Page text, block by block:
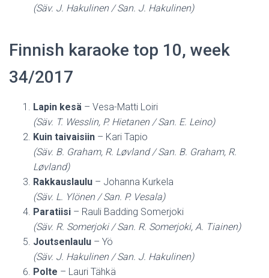
(Säv. J. Hakulinen / San. J. Hakulinen)
Finnish karaoke top 10, week
34/2017
Lapin kesä – Vesa-Matti Loiri
(Säv. T. Wesslin, P. Hietanen / San. E. Leino)
Kuin taivaisiin – Kari Tapio
(Säv. B. Graham, R. Løvland / San. B. Graham, R.
Løvland)
Rakkauslaulu – Johanna Kurkela
(Säv. L. Ylönen / San. P. Vesala)
Paratiisi – Rauli Badding Somerjoki
(Säv. R. Somerjoki / San. R. Somerjoki, A. Tiainen)
Joutsenlaulu – Yö
(Säv. J. Hakulinen / San. J. Hakulinen)
Polte – Lauri Tähkä